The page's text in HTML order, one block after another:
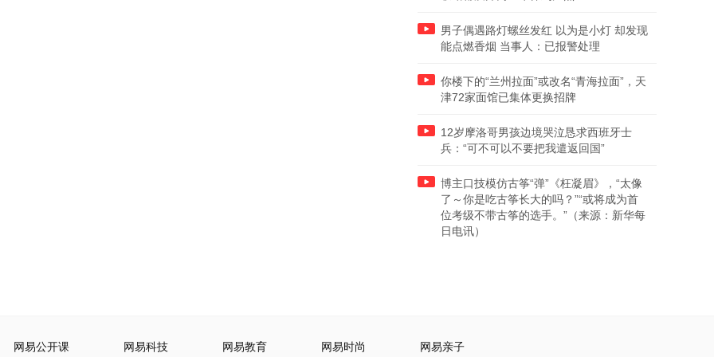
男子偶遇路灯螺丝发红 以为是小灯 却发现
能点燃香烟 当事人：已报警处理
你楼下的“兰州拉面”或改名“青海拉面”，天
津72家面馆已集体更换招牌
12岁摩洛哥男孩边境哭泣恳求西班牙士
兵：“可不可以不要把我遣返回国”
博主口技模仿古筝“弹”《枉凝眉》，“太像
了～你是吃古筝长大的吗？”“或将成为首
位考级不带古筝的选手。”（来源：新华每
日电讯）
网易公开课 网易科技 网易教育 网易时尚 网易亲子